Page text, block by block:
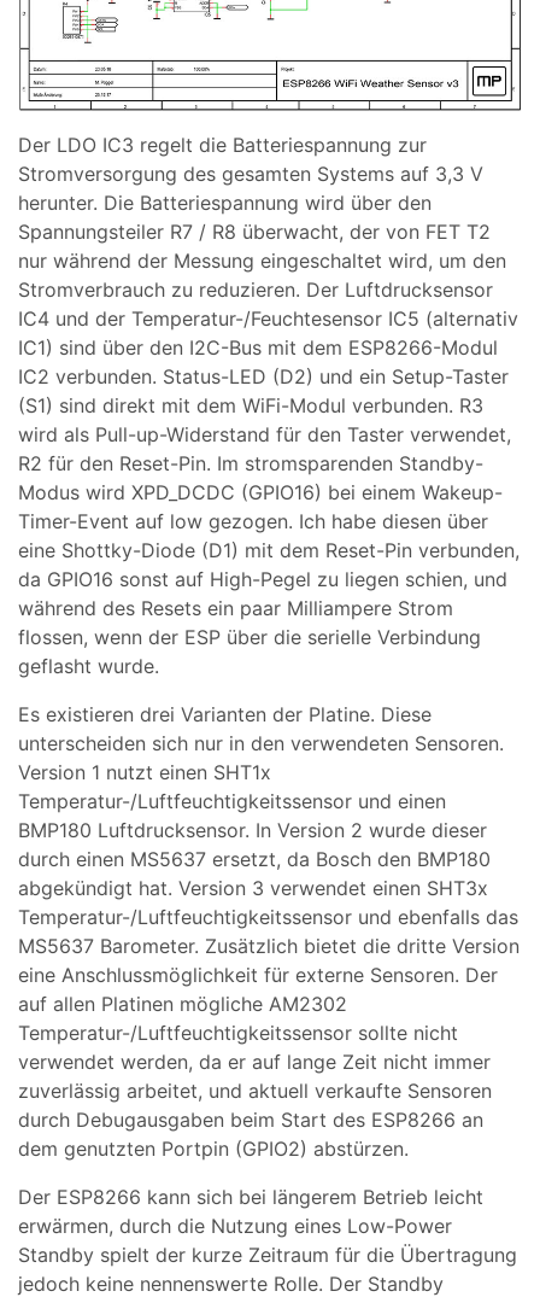
Der LDO IC3 regelt die Batteriespannung zur
Stromversorgung des gesamten Systems auf 3,3 V
herunter. Die Batteriespannung wird über den
Spannungsteiler R7 / R8 überwacht, der von FET T2
nur während der Messung eingeschaltet wird, um den
Stromverbrauch zu reduzieren. Der Luftdrucksensor
IC4 und der Temperatur-/Feuchtesensor IC5 (alternativ
IC1) sind über den I2C-Bus mit dem ESP8266-Modul
IC2 verbunden. Status-LED (D2) und ein Setup-Taster
(S1) sind direkt mit dem WiFi-Modul verbunden. R3
wird als Pull-up-Widerstand für den Taster verwendet,
R2 für den Reset-Pin. Im stromsparenden Standby-
Modus wird XPD_DCDC (GPIO16) bei einem Wakeup-
Timer-Event auf low gezogen. Ich habe diesen über
eine Shottky-Diode (D1) mit dem Reset-Pin verbunden,
da GPIO16 sonst auf High-Pegel zu liegen schien, und
während des Resets ein paar Milliampere Strom
flossen, wenn der ESP über die serielle Verbindung
geflasht wurde.
Es existieren drei Varianten der Platine. Diese
unterscheiden sich nur in den verwendeten Sensoren.
Version 1 nutzt einen SHT1x
Temperatur-/Luftfeuchtigkeitssensor und einen
BMP180 Luftdrucksensor. In Version 2 wurde dieser
durch einen MS5637 ersetzt, da Bosch den BMP180
abgekündigt hat. Version 3 verwendet einen SHT3x
Temperatur-/Luftfeuchtigkeitssensor und ebenfalls das
MS5637 Barometer. Zusätzlich bietet die dritte Version
eine Anschlussmöglichkeit für externe Sensoren. Der
auf allen Platinen mögliche AM2302
Temperatur-/Luftfeuchtigkeitssensor sollte nicht
verwendet werden, da er auf lange Zeit nicht immer
zuverlässig arbeitet, und aktuell verkaufte Sensoren
durch Debugausgaben beim Start des ESP8266 an
dem genutzten Portpin (GPIO2) abstürzen.
Der ESP8266 kann sich bei längerem Betrieb leicht
erwärmen, durch die Nutzung eines Low-Power
Standby spielt der kurze Zeitraum für die Übertragung
jedoch keine nennenswerte Rolle. Der Standby